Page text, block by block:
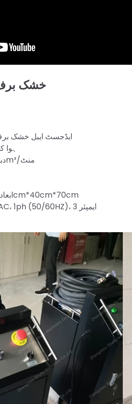
خشک برف
ایڈجسٹ ایبل خشک برف کی
ہوا
دباؤ ہوا کا بہاؤ کی ضرورت: 2-3m³/منٹ
ابعاد (لمبائی×چوڑائی×اونچائی): 60cm*40cm*70cm
بجلی کی فراہمی: 220-240VAC، 1ph (50/60HZ)، 3 ایمپئر